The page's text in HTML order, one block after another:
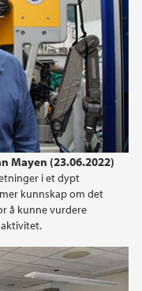
Mayen (23.06.2022)
i et dypt
kunnskap om det
å kunne vurdere